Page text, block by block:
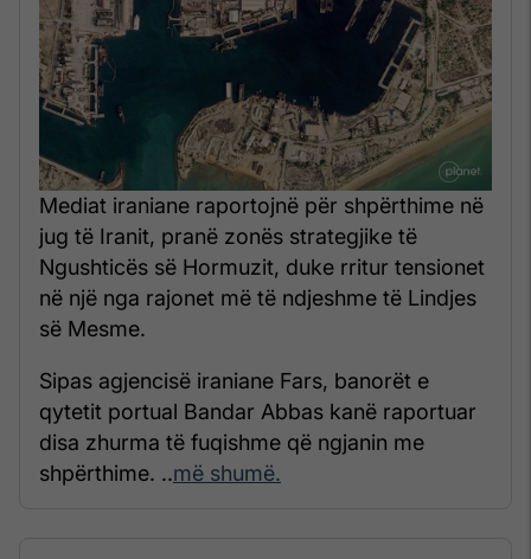
Mediat iraniane raportojnë për shpërthime në
jug të Iranit, pranë zonës strategjike të
Ngushticës së Hormuzit, duke rritur tensionet
në një nga rajonet më të ndjeshme të Lindjes
së Mesme.
Sipas agjencisë iraniane Fars, banorët e
qytetit portual Bandar Abbas kanë raportuar
disa zhurma të fuqishme që ngjanin me
shpërthime. ..më shumë.